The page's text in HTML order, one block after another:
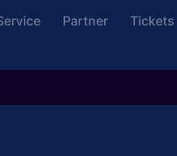
Partner Tickets